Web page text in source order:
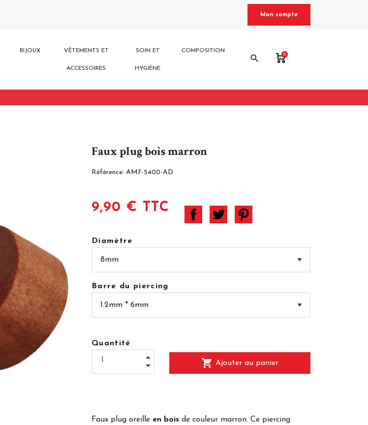
Mon compte
BIJOUX VÊTEMENTS ET
ACCESSOIRES
SOIN ET
HYGIÈNE
COMPOSITION
search 0
Faux plug bois marron
Référence: AM7-5400-AD
9,90 € TTC
Diamètre
Barre du piercing
Quantité
shopping_cart Ajouter au panier
Faux plug oreille en bois de couleur marron. Ce piercing